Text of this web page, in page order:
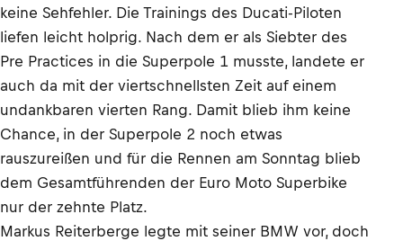
keine Sehfehler. Die Trainings des Ducati-Piloten
liefen leicht holprig. Nach dem er als Siebter des
Pre Practices in die Superpole 1 musste, landete er
auch da mit der viertschnellsten Zeit auf einem
undankbaren vierten Rang. Damit blieb ihm keine
Chance, in der Superpole 2 noch etwas
rauszureißen und für die Rennen am Sonntag blieb
dem Gesamtführenden der Euro Moto Superbike
nur der zehnte Platz.
Markus Reiterberge legte mit seiner BMW vor, doch